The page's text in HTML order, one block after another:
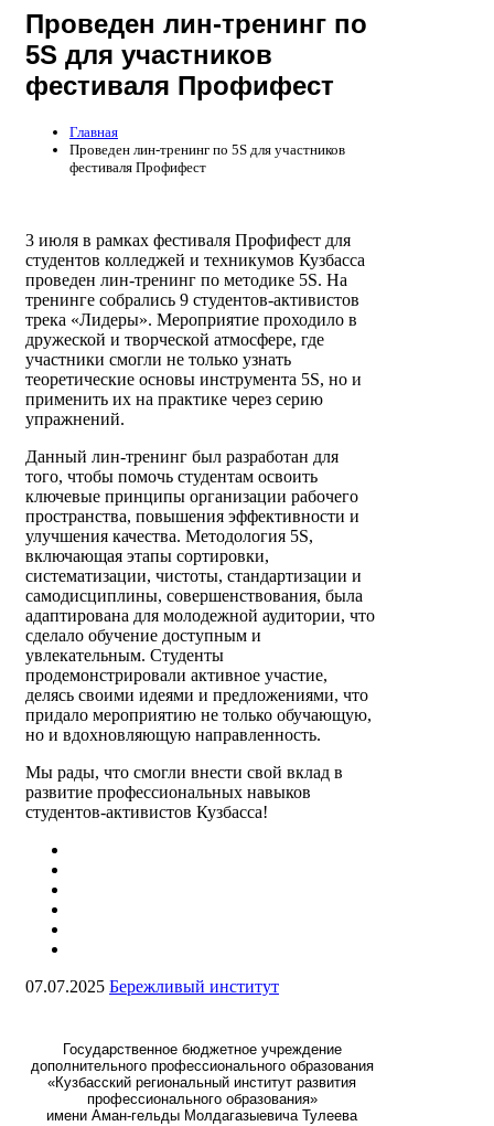
Проведен лин-тренинг по
5S для участников
фестиваля Профифест
Главная
Проведен лин-тренинг по 5S для участников
фестиваля Профифест
3 июля в рамках фестиваля Профифест для
студентов колледжей и техникумов Кузбасса
проведен лин-тренинг по методике 5S. На
тренинге собрались 9 студентов-активистов
трека «Лидеры». Мероприятие проходило в
дружеской и творческой атмосфере, где
участники смогли не только узнать
теоретические основы инструмента 5S, но и
применить их на практике через серию
упражнений.
Данный лин-тренинг был разработан для
того, чтобы помочь студентам освоить
ключевые принципы организации рабочего
пространства, повышения эффективности и
улучшения качества. Методология 5S,
включающая этапы сортировки,
систематизации, чистоты, стандартизации и
самодисциплины, совершенствования, была
адаптирована для молодежной аудитории, что
сделало обучение доступным и
увлекательным. Студенты
продемонстрировали активное участие,
делясь своими идеями и предложениями, что
придало мероприятию не только обучающую,
но и вдохновляющую направленность.
Мы рады, что смогли внести свой вклад в
развитие профессиональных навыков
студентов-активистов Кузбасса!
07.07.2025 Бережливый институт
Государственное бюджетное учреждение
дополнительного профессионального образования
«Кузбасский региональный институт развития
профессионального образования»
имени Аман-гельды Молдагазыевича Тулеева